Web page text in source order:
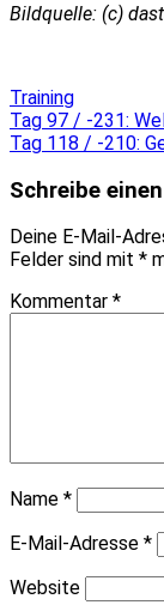
Bildquelle: (c)
Training
Tag 97 / -231:
Tag 118 / -210:
Schreibe
Deine E-Mail-
Felder sind mit *
Kommentar *
Name *
E-Mail-Adresse *
Website